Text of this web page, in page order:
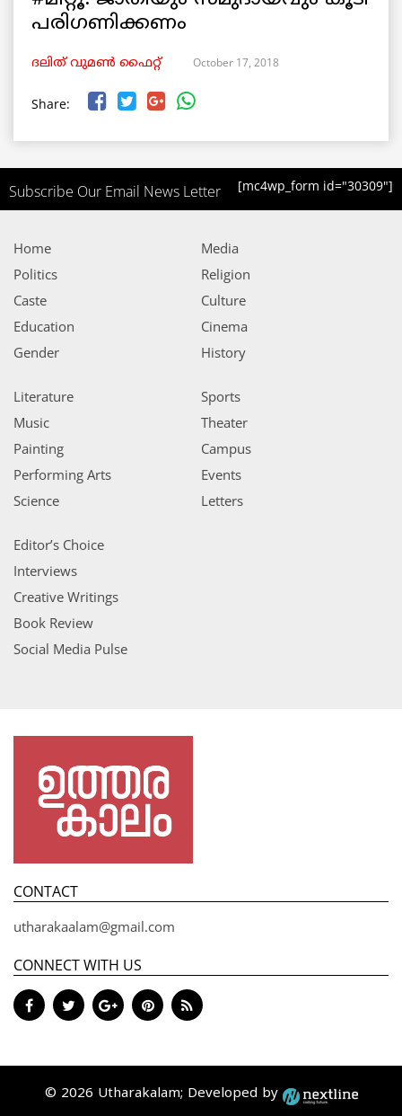
പരിഗണിക്കണം
ദലിത് വുമൺ ഫൈറ്റ് October 17, 2018
Share:
Subscribe Our Email News Letter [mc4wp_form id="30309"]
Home
Politics
Caste
Education
Gender
Media
Religion
Culture
Cinema
History
Literature
Music
Painting
Performing Arts
Science
Sports
Theater
Campus
Events
Letters
Editor’s Choice
Interviews
Creative Writings
Book Review
Social Media Pulse
CONTACT
utharakaalam@gmail.com
CONNECT WITH US
© 2026 Utharakalam; Developed by